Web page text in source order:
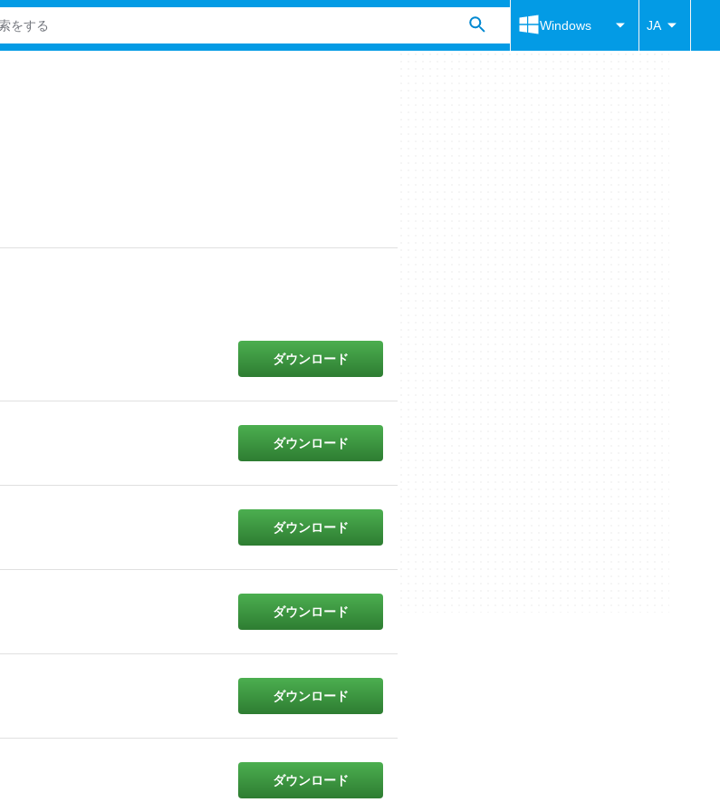
Windows JA
ダウンロード
ダウンロード
ダウンロード
ダウンロード
ダウンロード
ダウンロード